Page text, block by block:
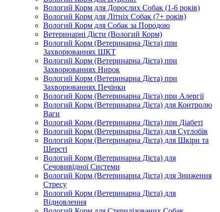
Вологий Корм для Дорослих Собак (1-6 років)
Вологий Корм для Літніх Собак (7+ років)
Вологий Корм для Собак за Породою
Ветеринарні Дієти (Вологий Корм)
Вологий Корм (Ветеринарна Дієта) при
Захворюваннях ШКТ
Вологий Корм (Ветеринарна Дієта) при
Захворюваннях Нирок
Вологий Корм (Ветеринарна Дієта) при
Захворюваннях Печінки
Вологий Корм (Ветеринарна Дієта) при Алергії
Вологий Корм (Ветеринарна Дієта) для Контролю
Ваги
Вологий Корм (Ветеринарна Дієта) при Діабеті
Вологий Корм (Ветеринарна Дієта) для Суглобів
Вологий Корм (Ветеринарна Дієта) для Шкіри та
Шерсті
Вологий Корм (Ветеринарна Дієта) для
Сечовивідної Системи
Вологий Корм (Ветеринарна Дієта) для Зниження
Стресу
Вологий Корм (Ветеринарна Дієта) для
Відновлення